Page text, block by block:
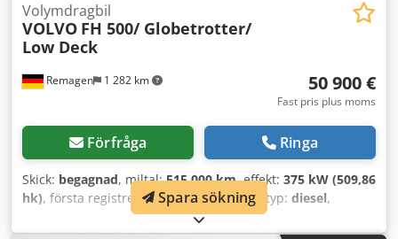
Remagen 1 282 km
Volymdragbil
VOLVO FH 500/ Globetrotter/
Low Deck
50 900 €
Fast pris plus moms
Förfråga Ringa
Skick: begagnad, miltal:515 000 km, effekt: 375 kW (509,86
hk), första registrering:07/2021, bränsletyp: diesel,
18 000 kg, axelkonfiguration:2 axlar
besiktning (TÜV):06/2027, färg:röd, växeltyp:automatisk,
Spara sökning